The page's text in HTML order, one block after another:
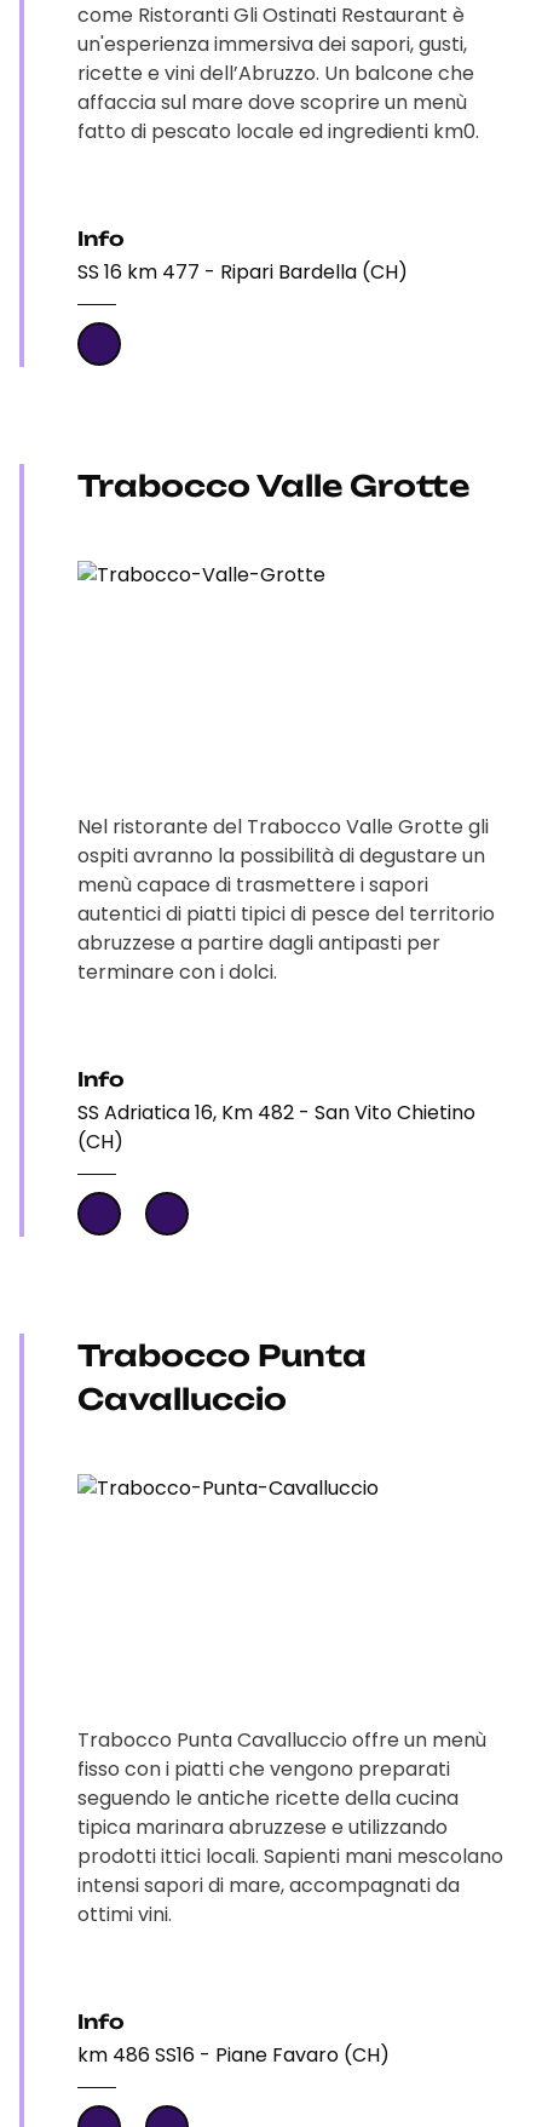
come Ristoranti Gli Ostinati Restaurant è
un'esperienza immersiva dei sapori, gusti,
ricette e vini dell’Abruzzo. Un balcone che
affaccia sul mare dove scoprire un menù
fatto di pescato locale ed ingredienti km0.
Info
SS 16 km 477 - Ripari Bardella (CH)
Trabocco Valle Grotte
Nel ristorante del Trabocco Valle Grotte gli
ospiti avranno la possibilità di degustare un
menù capace di trasmettere i sapori
autentici di piatti tipici di pesce del territorio
abruzzese a partire dagli antipasti per
terminare con i dolci.
Info
SS Adriatica 16, Km 482 - San Vito Chietino
(CH)
Trabocco Punta
Cavalluccio
Trabocco Punta Cavalluccio offre un menù
fisso con i piatti che vengono preparati
seguendo le antiche ricette della cucina
tipica marinara abruzzese e utilizzando
prodotti ittici locali. Sapienti mani mescolano
intensi sapori di mare, accompagnati da
ottimi vini.
Info
km 486 SS16 - Piane Favaro (CH)